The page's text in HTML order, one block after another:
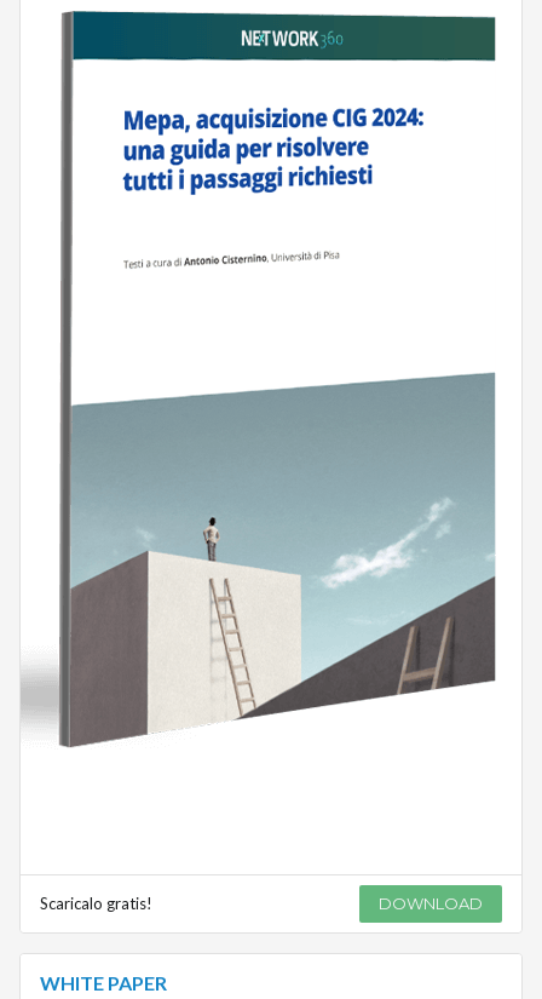
Scaricalo gratis! DOWNLOAD
WHITE PAPER